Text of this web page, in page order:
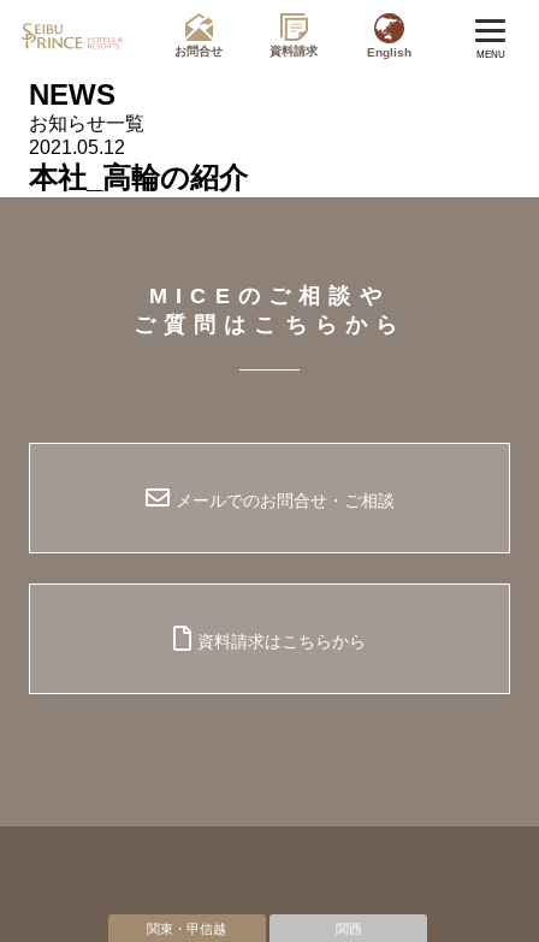
お問合せ 資料請求 English MENU
NEWS
お知らせ一覧
2021.05.12
本社_高輪の紹介
MICEのご相談や
ご質問はこちらから
メールでのお問合せ・ご相談
資料請求はこちらから
関東・甲信越
関西